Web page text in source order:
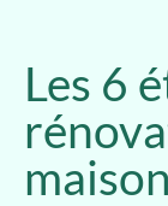
Les 6
maison